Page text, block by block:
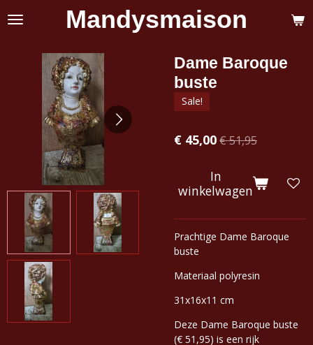
Ga
direct
hoofdinhoud
Mandysmaison
Dame Baroque
buste
Sale!
€ 45,00€ 51,95
In
winkelwagen
Prachtige Dame Baroque
buste
Materiaal polyresin
31x16x11 cm
Deze Dame Baroque buste
(€ 51,95) is een rijk